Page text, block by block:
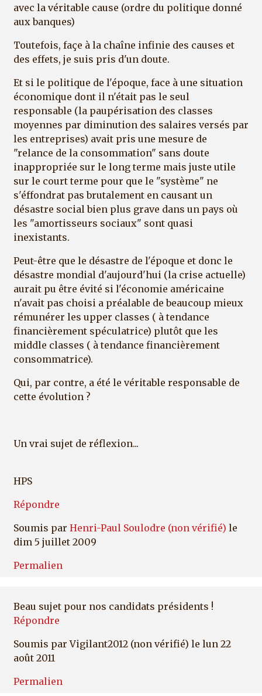
avec la véritable cause (ordre du politique donné
aux banques)
Toutefois, façe à la chaîne infinie des causes et
des effets, je suis pris d'un doute.
Et si le politique de l'époque, face à une situation
économique dont il n'était pas le seul
responsable (la paupérisation des classes
moyennes par diminution des salaires versés par
les entreprises) avait pris une mesure de
"relance de la consommation" sans doute
inappropriée sur le long terme mais juste utile
sur le court terme pour que le "système" ne
s'éffondrat pas brutalement en causant un
désastre social bien plus grave dans un pays où
les "amortisseurs sociaux" sont quasi
inexistants.
Peut-être que le désastre de l'époque et donc le
désastre mondial d'aujourd'hui (la crise actuelle)
aurait pu être évité si l'économie américaine
n'avait pas choisi a préalable de beaucoup mieux
rémunérer les upper classes ( à tendance
financièrement spéculatrice) plutôt que les
middle classes ( à tendance financièrement
consommatrice).
Qui, par contre, a été le véritable responsable de
cette évolution ?
Un vrai sujet de réflexion...
HPS
Répondre
Soumis par Henri-Paul Soulodre (non vérifié) le
dim 5 juillet 2009
Permalien
Beau sujet pour nos candidats présidents !
Répondre
Soumis parVigilant2012 (non vérifié) le lun 22
août 2011
Permalien